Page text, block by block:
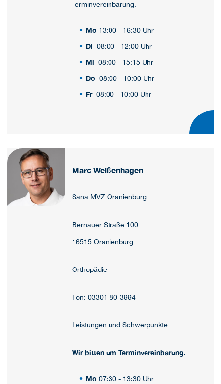
Terminvereinbarung.
Mo 13:00 - 16:30 Uhr
Di 08:00 - 12:00 Uhr
Mi 08:00 - 15:15 Uhr
Do 08:00 - 10:00 Uhr
Fr08:00 - 10:00 Uhr
Marc Weißenhagen
Sana MVZ Oranienburg
Bernauer Straße 100
16515 Oranienburg
Orthopädie
Fon: 03301 80-3994
Leistungen und Schwerpunkte
Wir bitten um Terminvereinbarung.
Mo07:30 - 13:30 Uhr